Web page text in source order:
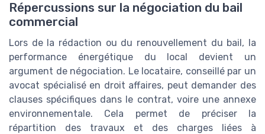
Répercussions sur la négociation du bail
commercial
Lors de la rédaction ou du renouvellement du bail, la
performance énergétique du local devient un
argument de négociation. Le locataire, conseillé par un
avocat spécialisé en droit affaires, peut demander des
clauses spécifiques dans le contrat, voire une annexe
environnementale. Cela permet de préciser la
répartition des travaux et des charges liées à